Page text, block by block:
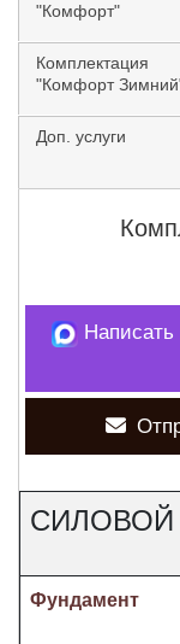
"Комфорт"
Комплектация
"Комфорт
Доп. услуги
Написать
СИЛОВОЙ
Фундамент